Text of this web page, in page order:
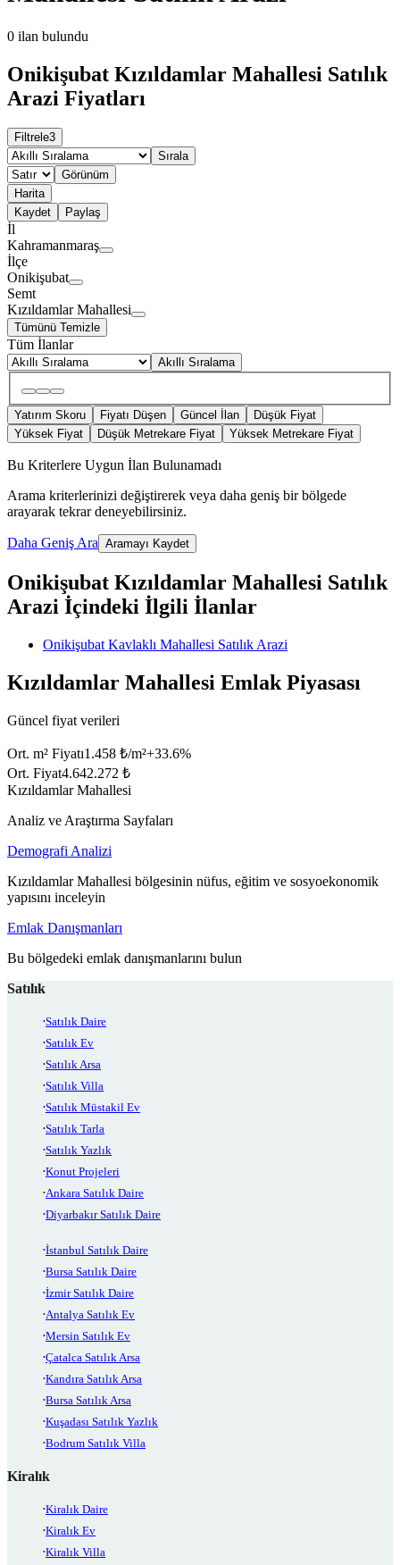
0 ilan bulundu
Onikişubat Kızıldamlar Mahallesi Satılık
Arazi Fiyatları
Filtrele3
Sırala
Görünüm
Harita
Kaydet
Paylaş
İl
Kahramanmaraş
İlçe
Onikişubat
Semt
Kızıldamlar Mahallesi
Tümünü Temizle
Tüm İlanlar
Akıllı Sıralama
Yatırım Skoru Fiyatı Düşen Güncel İlan
Düşük Fiyat
Yüksek Fiyat
Düşük Metrekare Fiyat Yüksek Metrekare Fiyat
Bu Kriterlere Uygun İlan Bulunamadı
Arama kriterlerinizi değiştirerek veya daha geniş bir bölgede
arayarak tekrar deneyebilirsiniz.
Daha Geniş Ara Aramayı Kaydet
Onikişubat Kızıldamlar Mahallesi Satılık
Arazi İçindeki İlgili İlanlar
Onikişubat Kavlaklı Mahallesi Satılık Arazi
Kızıldamlar Mahallesi Emlak Piyasası
Güncel fiyat verileri
Ort. m² Fiyatı1.458 ₺/m²+33.6%
Ort. Fiyat4.642.272 ₺
Kızıldamlar Mahallesi
Analiz ve Araştırma Sayfaları
Demografi Analizi
Kızıldamlar Mahallesi bölgesinin nüfus, eğitim ve sosyoekonomik
yapısını inceleyin
Emlak Danışmanları
Bu bölgedeki emlak danışmanlarını bulun
Satılık
Satılık Daire
Satılık Ev
Satılık Arsa
Satılık Villa
Satılık Müstakil Ev
Satılık Tarla
Satılık Yazlık
Konut Projeleri
Ankara Satılık Daire
Diyarbakır Satılık Daire
İstanbul Satılık Daire
Bursa Satılık Daire
İzmir Satılık Daire
Antalya Satılık Ev
Mersin Satılık Ev
Çatalca Satılık Arsa
Kandıra Satılık Arsa
Bursa Satılık Arsa
Kuşadası Satılık Yazlık
Bodrum Satılık Villa
Kiralık
Kiralık Daire
Kiralık Ev
Kiralık Villa